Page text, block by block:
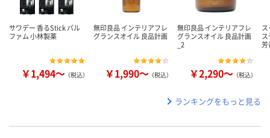
サワデー 香るStick パル
ファム 小林製薬
￥1,494～ （税込）
無印良品 インテリアフレ
グランスオイル 良品計画
￥1,990～ （税込）
無印良品 インテリアフレ
グランスオイル 良品計画
_2
￥2,290～ （税込）
ランキングをもっと見る